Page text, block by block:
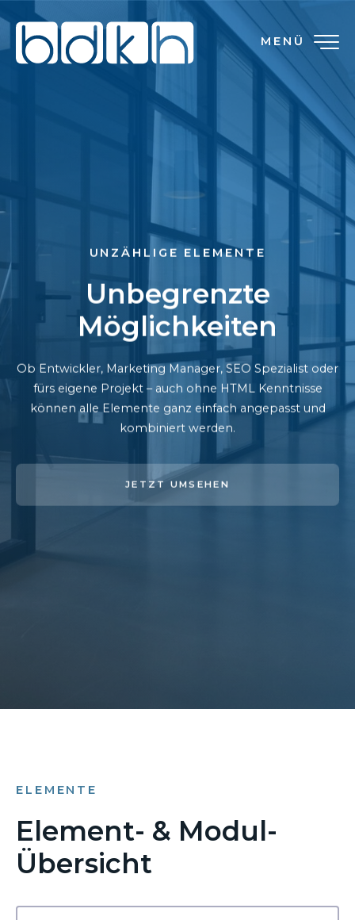
MENÜ
UNZÄHLIGE ELEMENTE
Unbegrenzte
Möglichkeiten
Ob Entwickler, Marketing Manager, SEO Spezialist oder
fürs eigene Projekt – auch ohne HTML Kenntnisse
können alle Elemente ganz einfach angepasst und
kombiniert werden.
JETZT UMSEHEN
ELEMENTE
Element- & Modul-
Übersicht